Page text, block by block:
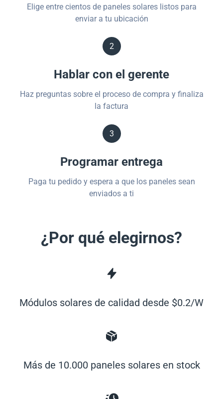
Elige entre cientos de paneles solares listos para
enviar a tu ubicación
2
Hablar con el gerente
Haz preguntas sobre el proceso de compra y finaliza
la factura
3
Programar entrega
Paga tu pedido y espera a que los paneles sean
enviados a ti
¿Por qué elegirnos?
Módulos solares de calidad desde $0.2/W
Más de 10.000 paneles solares en stock